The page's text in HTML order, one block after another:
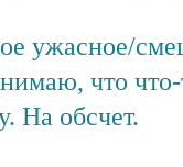
ужасное/
что
На обсчет.